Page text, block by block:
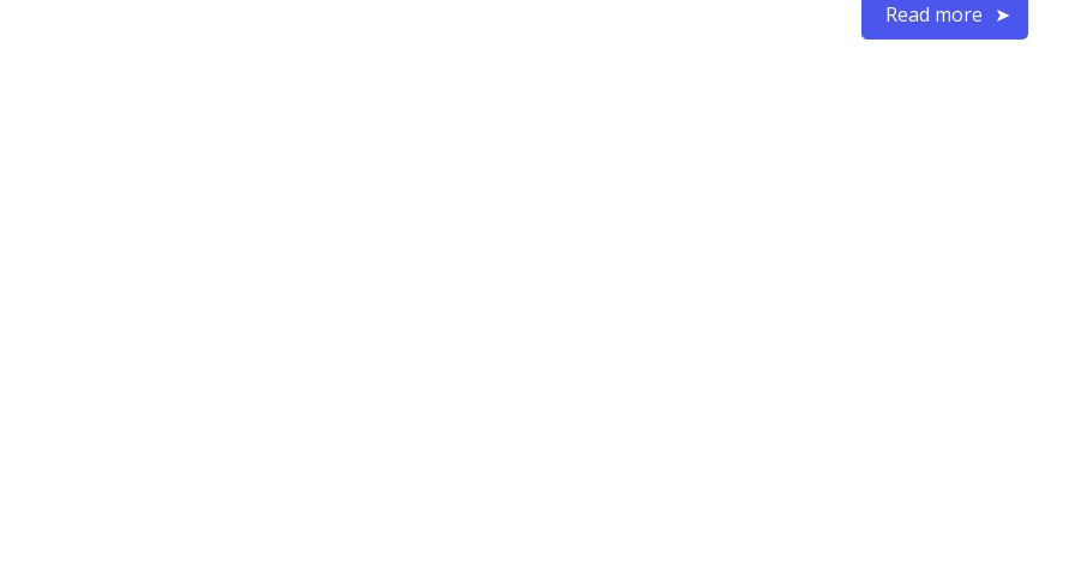
Read more